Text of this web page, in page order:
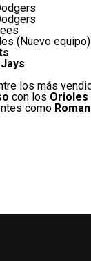
(Nuevo equipo)
los más
con los Orioles
como